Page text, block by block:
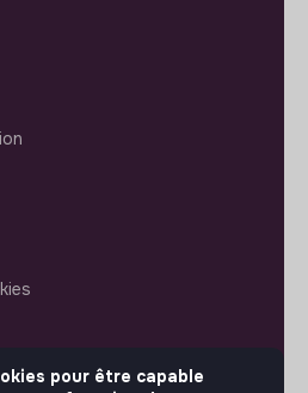
pour être capable